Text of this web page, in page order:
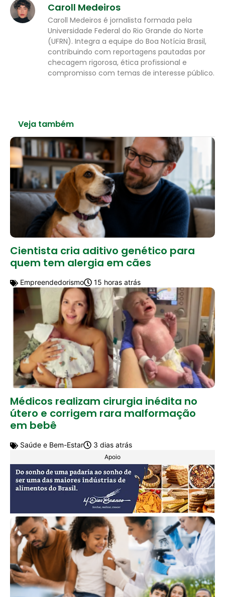
Caroll Medeiros
Caroll Medeiros é jornalista formada pela
Universidade Federal do Rio Grande do Norte
(UFRN). Integra a equipe do Boa Notícia Brasil,
contribuindo com reportagens pautadas por
checagem rigorosa, ética profissional e
compromisso com temas de interesse público.
Veja também
Cientista cria aditivo genético para
quem tem alergia em cães
Empreendedorismo 15 horas atrás
Médicos realizam cirurgia inédita no
útero e corrigem rara malformação
em bebê
Saúde e Bem-Estar 3 dias atrás
Apoio